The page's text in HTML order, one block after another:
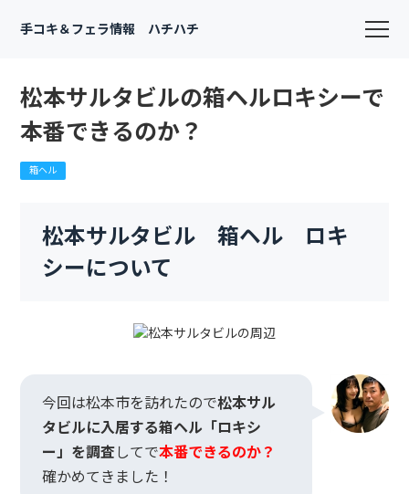
手コキ＆フェラ情報 ハチハチ
松本サルタビルの箱ヘルロキシーで
本番できるのか？
箱ヘル
松本サルタビル 箱ヘル ロキ
シーについて
今回は松本市を訪れたので松本サル
タビルに入居する箱ヘル「ロキシ
ー」を調査してで本番できるのか？
確かめてきました！